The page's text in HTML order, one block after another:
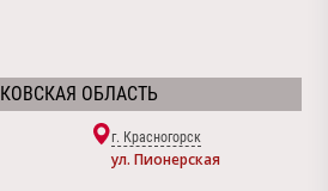
ОБЛАСТЬ
г. Красногорск
ул. Пионерская